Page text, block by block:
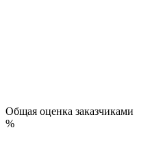
Общая оценка заказчиками
%